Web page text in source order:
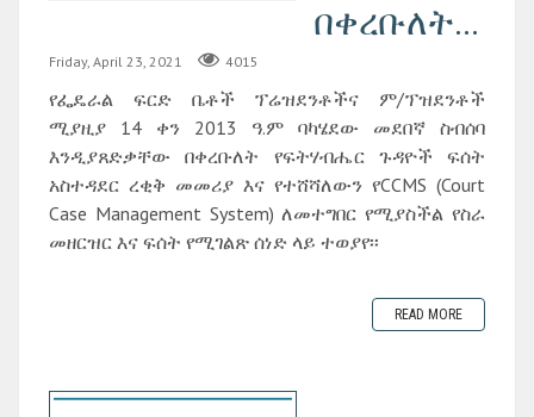
በቀረቡለት...
Friday, April 23, 2021 4015
የፌዴራል ፍርድ ቤቶች ፕሬዝደንቶችና ም/ፕዝደንቶች
ሚያዚያ 14 ቀን 2013 ዓ.ም ባካሄደው መደበኛ ስብሰባ
እንዲያጸድቃቸው በቀረቡለት የፍትሃብሔር ጉዳዮች ፍሰት
አስተዳደር ረቂቅ መመሪያ እና የተሸሻለውን የCCMS (Court
Case Management System) ለመተግበር የሚያስችል የስራ
መዘርዝር እና ፍሰት የሚገልጽ ሰነድ ላይ ተወያየ፡፡
READ MORE